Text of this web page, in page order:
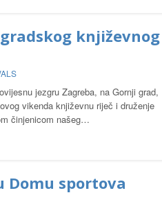
književnog
jezgru Zagreba, na Gornji grad,
vikenda književnu riječ i druženje
činjenicom našeg…
Domu sportova